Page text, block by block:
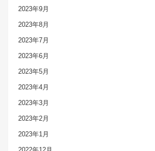
2023年9月
2023年8月
2023年7月
2023年6月
2023年5月
2023年4月
2023年3月
2023年2月
2023年1月